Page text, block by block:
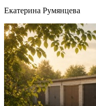
Екатерина Румянцева